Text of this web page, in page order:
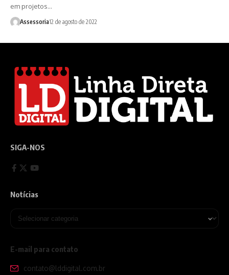
em projetos…
Assessoria12 de agosto de 2022
SIGA-NOS
Notícias
E-mail para contato
contato@lddigital.com.br